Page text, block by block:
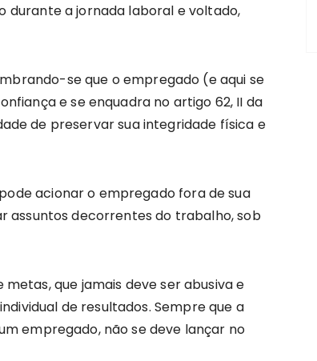
durante a jornada laboral e voltado,
se que o empregado (e aqui se
e se enquadra no artigo 62, II da
de preservar sua integridade física e
acionar o empregado fora de sua
assuntos decorrentes do trabalho, sob
que jamais deve ser abusiva e
de resultados. Sempre que a
empregado, não se deve lançar no